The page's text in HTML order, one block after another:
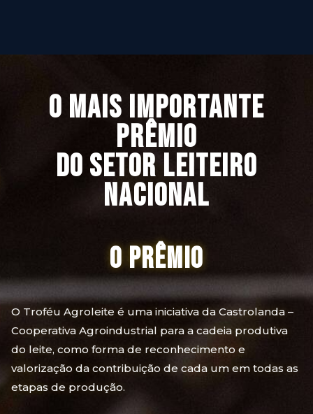
O MAIS IMPORTANTE
PRÊMIO
DO SETOR LEITEIRO
NACIONAL
O Prêmio
O Troféu Agroleite é uma iniciativa da Castrolanda –
Cooperativa Agroindustrial para a cadeia produtiva
do leite, como forma de reconhecimento e
valorização da contribuição de cada um em todas as
etapas de produção.